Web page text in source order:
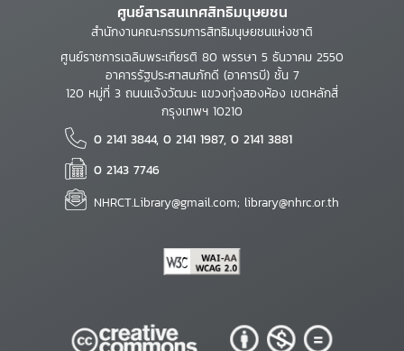
ศูนย์สารสนเทศสิทธิมนุษยชน
สำนักงานคณะกรรมการสิทธิมนุษยชนแห่งชาติ
ศูนย์ราชการเฉลิมพระเกียรติ 80 พรรษา 5 ธันวาคม 2550
อาคารรัฐประศาสนภักดี (อาคารบี) ชั้น 7
120 หมู่ที่ 3 ถนนแจ้งวัฒนะ แขวงทุ่งสองห้อง เขตหลักสี่
กรุงเทพฯ 10210
0 2141 3844, 0 2141 1987, 0 2141 3881
0 2143 7746
NHRCT.Library@gmail.com; library@nhrc.or.th